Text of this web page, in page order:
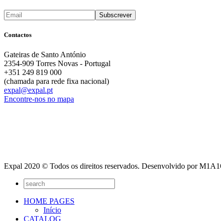
Contactos
Gateiras de Santo António
2354-909 Torres Novas - Portugal
+351 249 819 000
(chamada para rede fixa nacional)
expal@expal.pt
Encontre-nos no mapa
Expal 2020 © Todos os direitos reservados. Desenvolvido por
HOME PAGES
Início
CATALOG